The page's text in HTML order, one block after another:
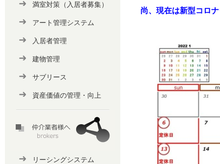
満室対策（入居者募集）
アート管理システム
入居者管理
建物管理
サブリース
資産価値の管理・向上
リーシングシステム
尚、現在は新型コロナ